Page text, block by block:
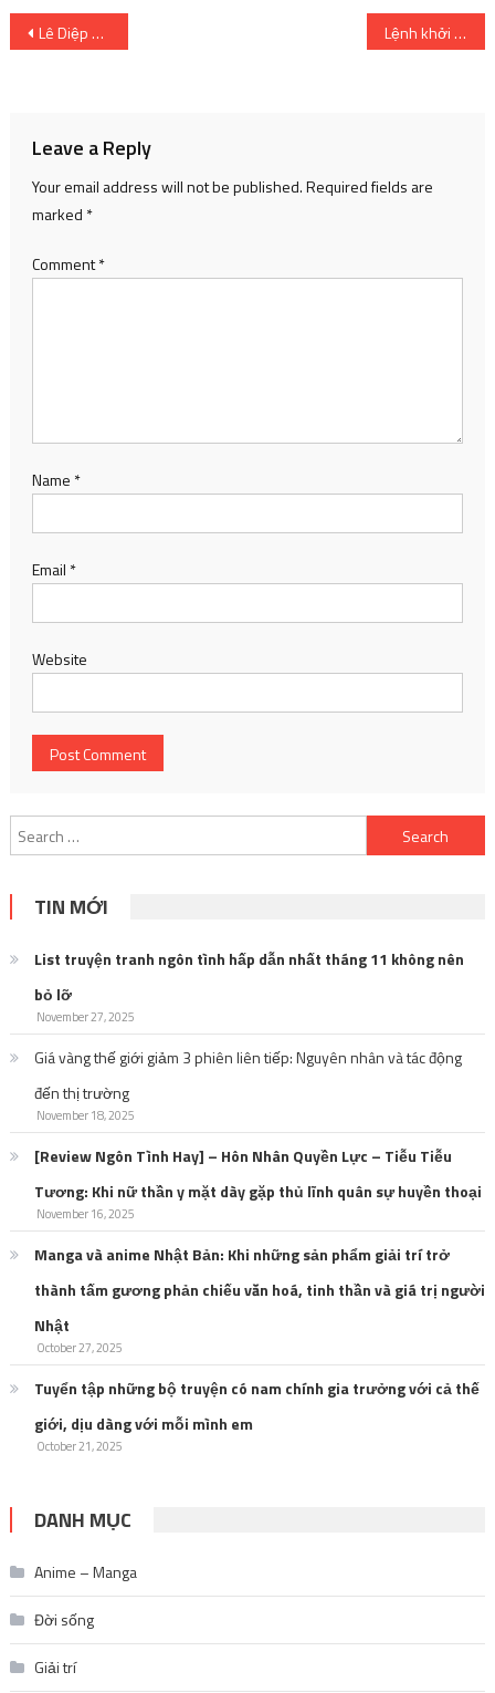
Post
Lê Diệp Kiều Trang, nữ CEO triệu đô và con đường sự nghiệp đáng khâm phục Lệnh khởi chạy các tùy chọn CSGO tối ưu hóa trò chơi
Leave a Reply
Your email address will not be published.Required fields are
marked *
Comment*
Name *
Email *
Website
Search
for:
TIN MỚI
List truyện tranh ngôn tình hấp dẫn nhất tháng 11 không nên
bỏ lỡ
November 27, 2025
Giá vàng thế giới giảm 3 phiên liên tiếp: Nguyên nhân và tác động
đến thị trường
November 18, 2025
[Review Ngôn Tình Hay] – Hôn Nhân Quyền Lực – Tiễu Tiễu
Tương: Khi nữ thần y mặt dày gặp thủ lĩnh quân sự huyền thoại
November 16, 2025
Manga và anime Nhật Bản: Khi những sản phẩm giải trí trở
thành tấm gương phản chiếu văn hoá, tinh thần và giá trị người
Nhật
October 27, 2025
Tuyển tập những bộ truyện có nam chính gia trưởng với cả thế
giới, dịu dàng với mỗi mình em
October 21, 2025
DANH MỤC
Anime – Manga
Đời sống
Giải trí